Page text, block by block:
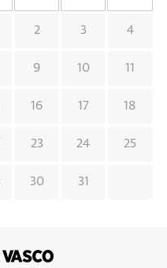
2 3 4
9 10 11
16 17 18
23 24 25
30 31